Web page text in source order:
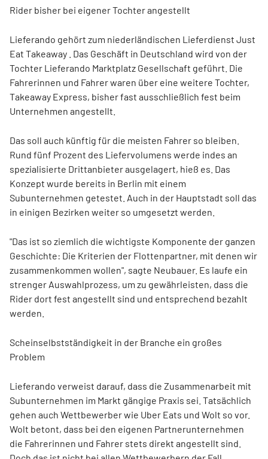
Rider bisher bei eigener Tochter angestellt
Lieferando gehört zum niederländischen Lieferdienst Just
Eat Takeaway . Das Geschäft in Deutschland wird von der
Tochter Lieferando Marktplatz Gesellschaft geführt. Die
Fahrerinnen und Fahrer waren über eine weitere Tochter,
Takeaway Express, bisher fast ausschließlich fest beim
Unternehmen angestellt.
Das soll auch künftig für die meisten Fahrer so bleiben.
Rund fünf Prozent des Liefervolumens werde indes an
spezialisierte Drittanbieter ausgelagert, hieß es. Das
Konzept wurde bereits in Berlin mit einem
Subunternehmen getestet. Auch in der Hauptstadt soll das
in einigen Bezirken weiter so umgesetzt werden.
"Das ist so ziemlich die wichtigste Komponente der ganzen
Geschichte: Die Kriterien der Flottenpartner, mit denen wir
zusammenkommen wollen", sagte Neubauer. Es laufe ein
strenger Auswahlprozess, um zu gewährleisten, dass die
Rider dort fest angestellt sind und entsprechend bezahlt
werden.
Scheinselbstständigkeit in der Branche ein großes
Problem
Lieferando verweist darauf, dass die Zusammenarbeit mit
Subunternehmen im Markt gängige Praxis sei. Tatsächlich
gehen auch Wettbewerber wie Uber Eats und Wolt so vor.
Wolt betont, dass bei den eigenen Partnerunternehmen
die Fahrerinnen und Fahrer stets direkt angestellt sind.